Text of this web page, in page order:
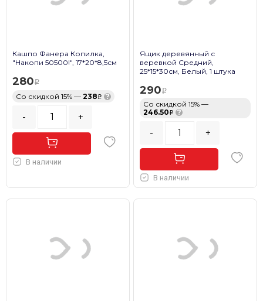
Кашпо Фанера Копилка,
"Накопи 50500!", 17*20*8,5см
280
Со скидкой 15% — 238 ?
- +
В наличии
Ящик деревянный с
веревкой Средний,
25*15*30см, Белый, 1 штука
290
Со скидкой 15% —
246.50
?
- +
В наличии